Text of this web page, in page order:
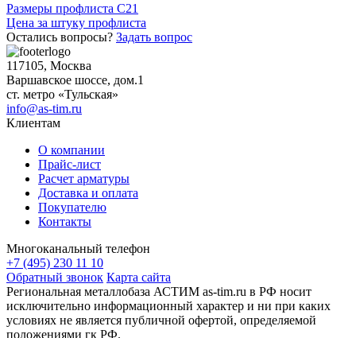
Навигация
по
записям
Размеры профлиста С21
Цена за штуку профлиста
Остались вопросы? Задать вопрос
117105, Москва
Варшавское шоссе, дом.1
ст. метро «Тульская»
info@as-tim.ru
Клиентам
О компании
Прайс-лист
Расчет арматуры
Доставка и оплата
Покупателю
Контакты
Многоканальный телефон
+7 (495) 230 11 10
Обратный звонок Карта сайта
Региональная металлобаза АСТИМ as-tim.ru в РФ носит
исключительно информационный характер и ни при каких
условиях не является публичной офертой, определяемой
положениями гк РФ.